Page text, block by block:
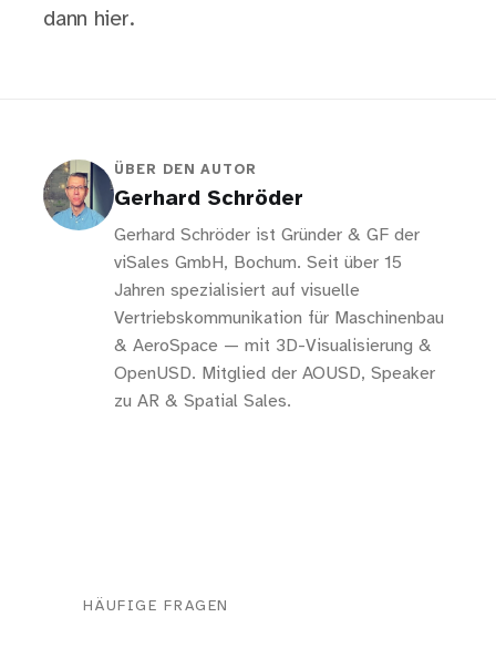
dann hier.
ÜBER DEN AUTOR
Gerhard Schröder
Gerhard Schröder ist Gründer & GF der
viSales GmbH, Bochum. Seit über 15
Jahren spezialisiert auf visuelle
Vertriebskommunikation für Maschinenbau
& AeroSpace — mit 3D-Visualisierung &
OpenUSD. Mitglied der AOUSD, Speaker
zu AR & Spatial Sales.
HÄUFIGE FRAGEN